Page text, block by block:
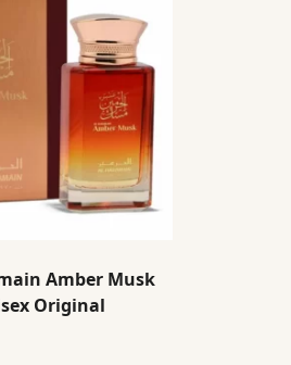
Amber Musk
Original